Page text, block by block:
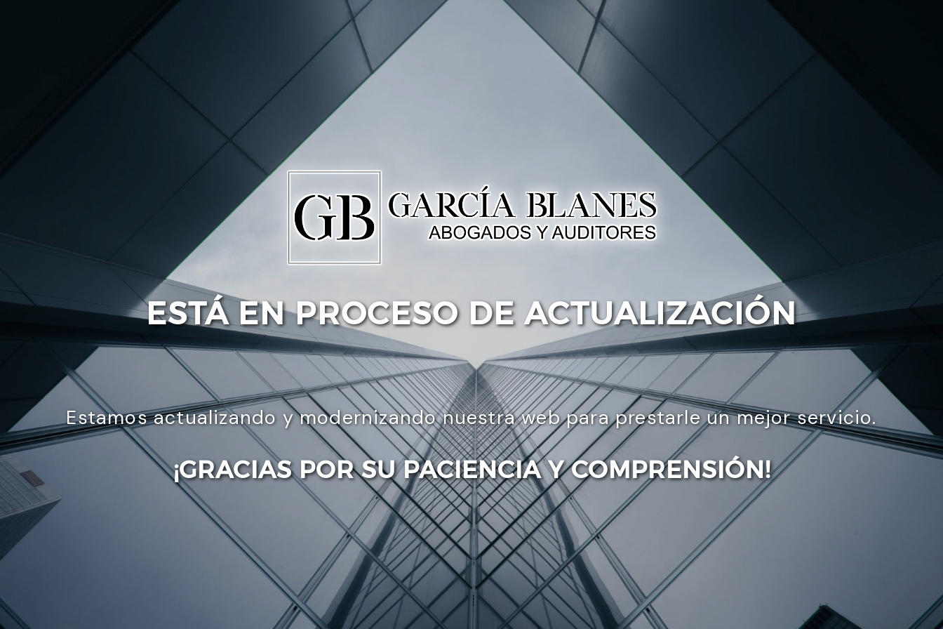
ESTÁ EN PROCESO DE ACTUALIZACIÓN
Estamos actualizando y modernizando nuestra web para prestarle un mejor servicio.
¡GRACIAS POR SU PACIENCIA Y COMPRENSIÓN!
Enviar